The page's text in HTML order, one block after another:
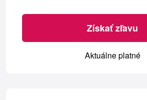
Získať zľavu
Aktuálne platné